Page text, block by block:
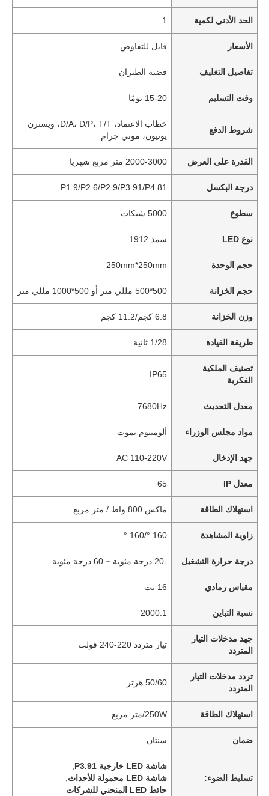
الحد الأدنى لكمية 1
الأسعار قابل للتفاوض
تفاصيل التغليف قضية الطيران
وقت التسليم 15-20 يومًا
شروط الدفع
خطاب الاعتماد، D/A، D/P، T/T، ويسترن
يونيون، موني جرام
القدرة على العرض 2000-3000 متر مربع شهريا
درجة البكسل P1.9/P2.6/P2.9/P3.91/P4.81
سطوع 5000 شبكات
نوع LED سمد 1912
حجم الوحدة 250mm*250mm
حجم الخزانة 500*500 مللي متر أو 500*1000 مللي متر
وزن الخزانة 6.8 كجم/11.2 كجم
طريقة القيادة 1/28 ثانية
تصنيف الملكية
الفكرية
IP65
معدل التحديث 7680Hz
مواد مجلس الوزراء ألومنيوم يموت
جهد الإدخال AC 110-220V
معدل IP 65
استهلاك الطاقة ماكس 800 واط / متر مربع
زاوية المشاهدة 160 °/160 °
درجة حرارة التشغيل -20 درجة مئوية ~ 60 درجة مئوية
مقياس رمادي 16 بت
نسبة التباين 2000:1
جهد مدخلات التيار
المتردد
تيار متردد 220-240 فولت
تردد مدخلات التيار
المتردد
50/60 هرتز
استهلاك الطاقة 250W/متر مربع
ضمان سنتان
تسليط الضوء:
شاشة LED خارجية P3.91
شاشة LED محمولة للأحداث
حائط LED المنحني للشركات